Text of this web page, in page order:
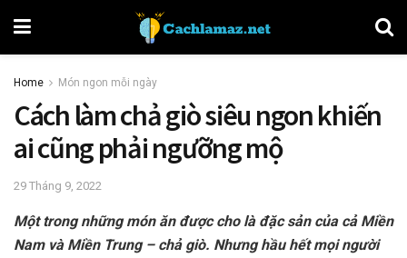
Home Món ngon mỗi ngày
Cách làm chả giò siêu ngon khiến
ai cũng phải ngưỡng mộ
29 Tháng 9, 2022
Một trong những món ăn được cho là đặc sản của cả Miền
Nam và Miền Trung – chả giò. Nhưng hầu hết mọi người